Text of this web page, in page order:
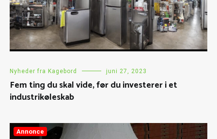
Nyheder fra Kagebord juni 27, 2023
Fem ting du skal vide, før du investerer i et
industrikøleskab
Annonce